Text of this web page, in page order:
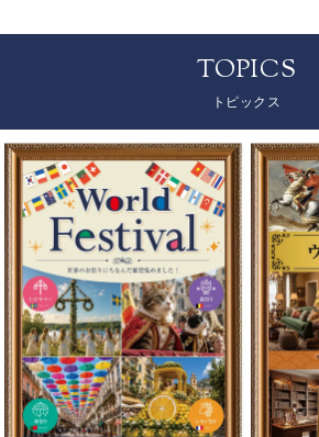
TOPICS
トピックス